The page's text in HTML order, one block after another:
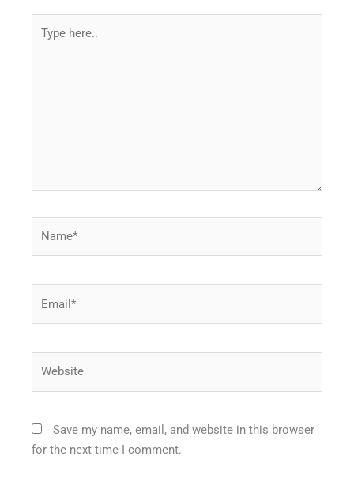
here..
Save my name, email, and website in this browser
for the next time I comment.